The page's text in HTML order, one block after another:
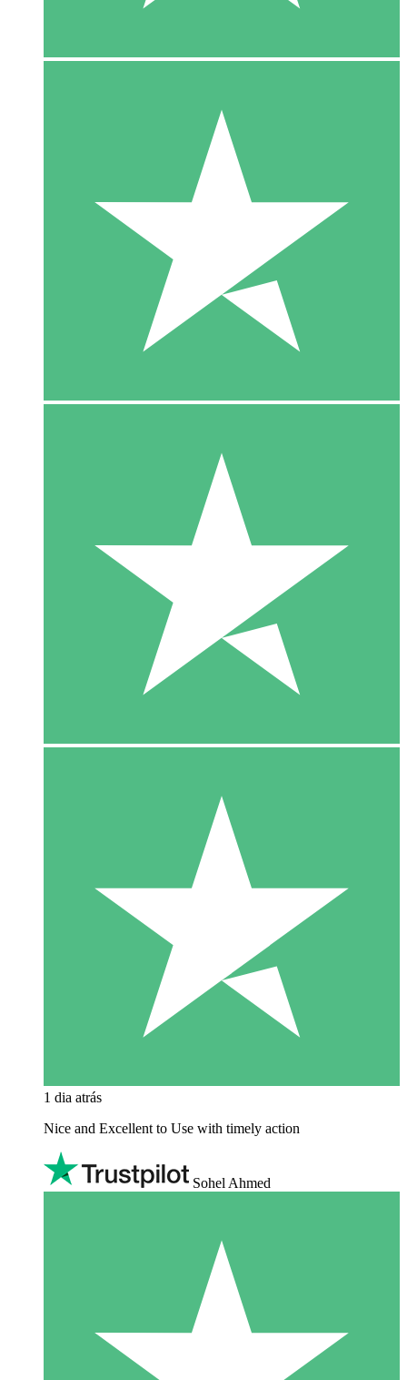
1 dia atrás
Nice and Excellent to Use with timely action
Sohel Ahmed